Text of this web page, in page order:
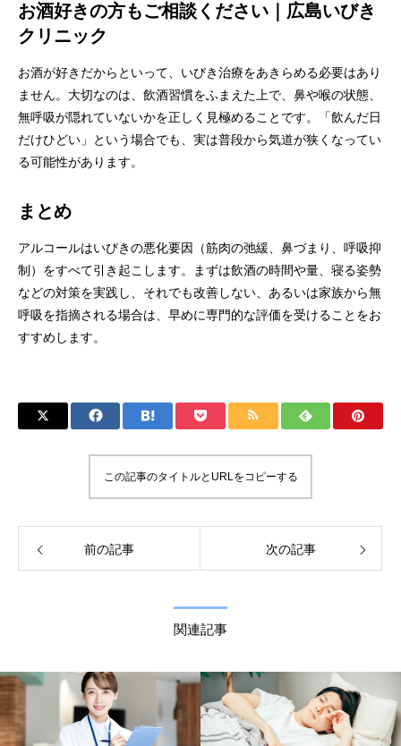
お酒好きの方もご相談ください｜広島いびき
クリニック
お酒が好きだからといって、いびき治療をあきらめる必要はあり
ません。大切なのは、飲酒習慣をふまえた上で、鼻や喉の状態、
無呼吸が隠れていないかを正しく見極めることです。「飲んだ日
だけひどい」という場合でも、実は普段から気道が狭くなってい
る可能性があります。
まとめ
アルコールはいびきの悪化要因（筋肉の弛緩、鼻づまり、呼吸抑
制）をすべて引き起こします。まずは飲酒の時間や量、寝る姿勢
などの対策を実践し、それでも改善しない、あるいは家族から無
呼吸を指摘される場合は、早めに専門的な評価を受けることをお
すすめします。
この記事のタイトルとURLをコピーする
前の記事 次の記事
関連記事